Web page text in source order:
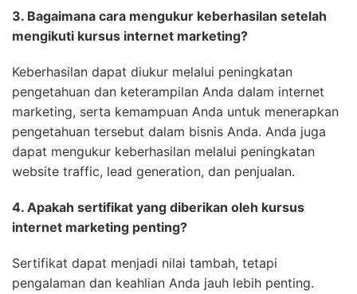
3. Bagaimana cara mengukur keberhasilan setelah
mengikuti kursus internet marketing?
Keberhasilan dapat diukur melalui peningkatan
pengetahuan dan keterampilan Anda dalam internet
marketing, serta kemampuan Anda untuk menerapkan
pengetahuan tersebut dalam bisnis Anda. Anda juga
dapat mengukur keberhasilan melalui peningkatan
website traffic, lead generation, dan penjualan.
4. Apakah sertifikat yang diberikan oleh kursus
internet marketing penting?
Sertifikat dapat menjadi nilai tambah, tetapi
pengalaman dan keahlian Anda jauh lebih penting.